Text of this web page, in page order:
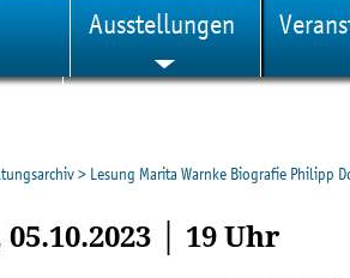
Ausstellungen
> Lesung Marita Warnke Biografie Philipp
│ 19 Uhr